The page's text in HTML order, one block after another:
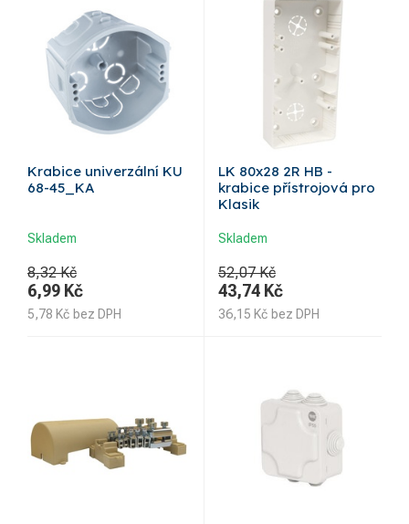
Krabice univerzální KU
68-45_KA
Skladem
8,32 Kč
6,99 Kč
5,78 Kč bez DPH
LK 80x28 2R HB -
krabice přístrojová pro
Klasik
Skladem
52,07 Kč
43,74 Kč
36,15 Kč bez DPH